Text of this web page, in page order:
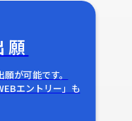
願
が可能です。
エントリー」も